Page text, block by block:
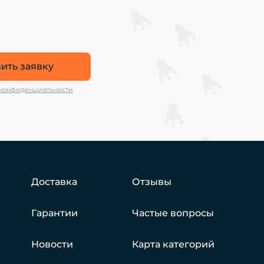
заявку
Доставка
Гарантии
Новости
Отзывы
Частые вопросы
Карта категорий